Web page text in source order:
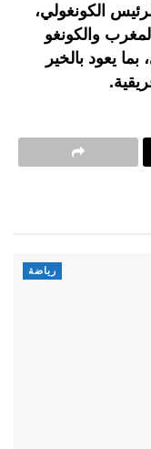
الكونغولي،
والكونغو
يعود بالخير
رياضة